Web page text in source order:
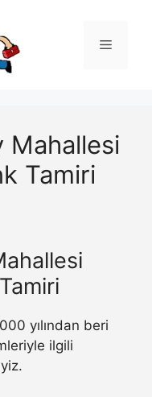
Menü
Mahallesi
Tamiri
yılından beri
ilgili